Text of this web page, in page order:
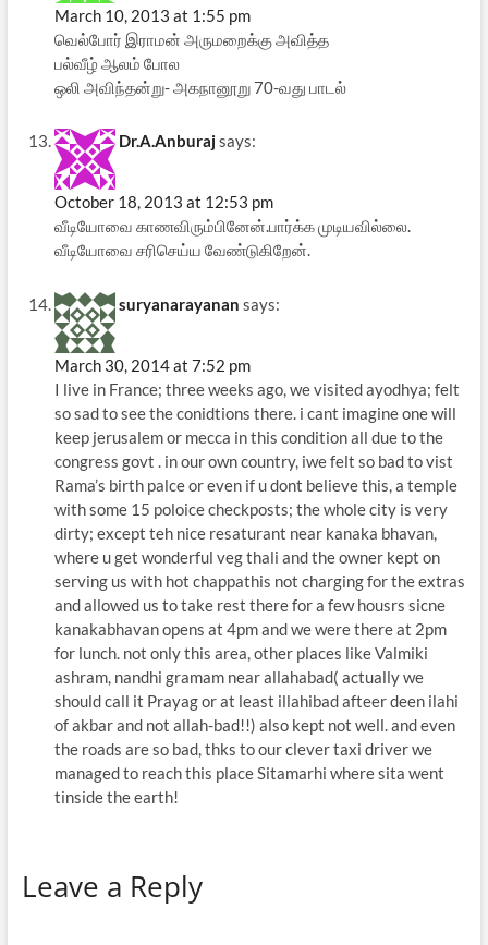
March 10, 2013 at 1:55 pm
வெல்போர் இராமன் அருமறைக்கு அவித்த
பல்வீழ் ஆலம் போல
ஒலி அவிந்தன்று- அகநானூறு 70-வது பாடல்
Dr.A.Anburajsays:
October 18, 2013 at 12:53 pm
வீடியோவை காணவிரும்பினேன்.பார்க்க முடியவில்லை.
வீடியோவை சரிசெய்ய வேண்டுகிறேன்.
suryanarayanan says:
March 30, 2014 at 7:52 pm
I live in France; three weeks ago, we visited ayodhya; felt
so sad to see the conidtions there. i cant imagine one will
keep jerusalem or mecca in this condition all due to the
congress govt . in our own country, iwe felt so bad to vist
Rama’s birth palce or even if u dont believe this, a temple
with some 15 poloice checkposts; the whole city is very
dirty; except teh nice resaturant near kanaka bhavan,
where u get wonderful veg thali and the owner kept on
serving us with hot chappathis not charging for the extras
and allowed us to take rest there for a few housrs sicne
kanakabhavan opens at 4pm and we were there at 2pm
for lunch. not only this area, other places like Valmiki
ashram, nandhi gramam near allahabad( actually we
should call it Prayag or at least illahibad afteer deen ilahi
of akbar and not allah-bad!!) also kept not well. and even
the roads are so bad, thks to our clever taxi driver we
managed to reach this place Sitamarhi where sita went
tinside the earth!
Leave a Reply